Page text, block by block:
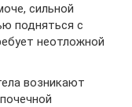
сильной
подняться с
неотложной
возникают